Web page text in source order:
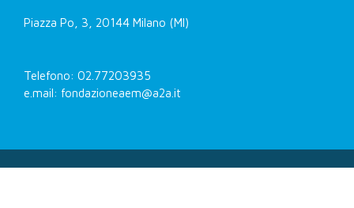
Piazza Po, 3, 20144 Milano (MI)
Telefono: 02.77203935
e.mail: fondazioneaem@a2a.it